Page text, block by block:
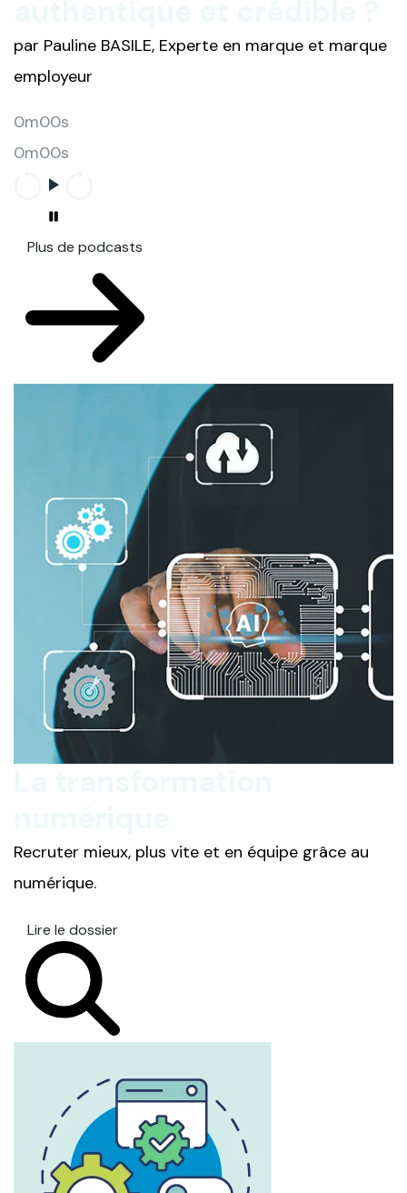
par Pauline BASILE, Experte en marque et marque
employeur
0m00s
0m00s
Plus de podcasts
Recruter mieux, plus vite et en équipe grâce au
numérique.
Lire le dossier